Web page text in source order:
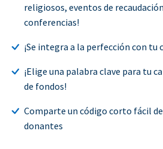
religiosos, eventos de
conferencias!
¡Se integra a la perfección con tu
¡Elige una palabra clave para tu
de fondos!
Comparte un código corto fácil
donantes